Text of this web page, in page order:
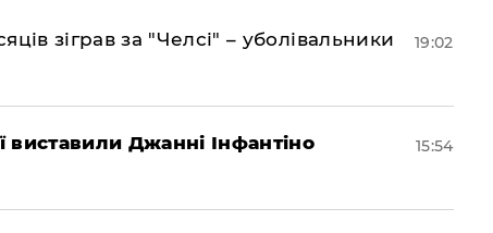
зіграв за "Челсі" – уболівальники
19:02
виставили Джанні Інфантіно
15:54